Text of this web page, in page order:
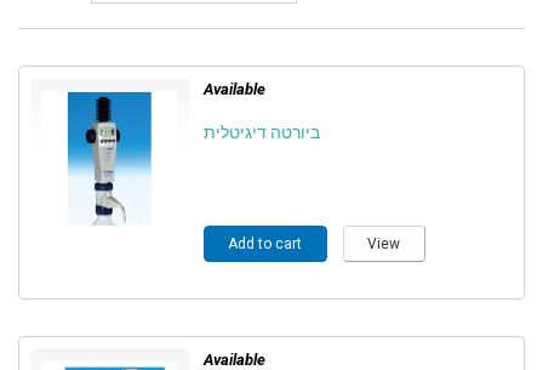
Available
ביורטה דיגיטלית
Add to cart View
Available